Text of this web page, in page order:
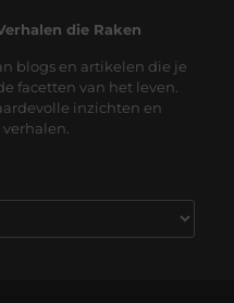
die Raken
blogs en artikelen die je
facetten van het leven.
inzichten en